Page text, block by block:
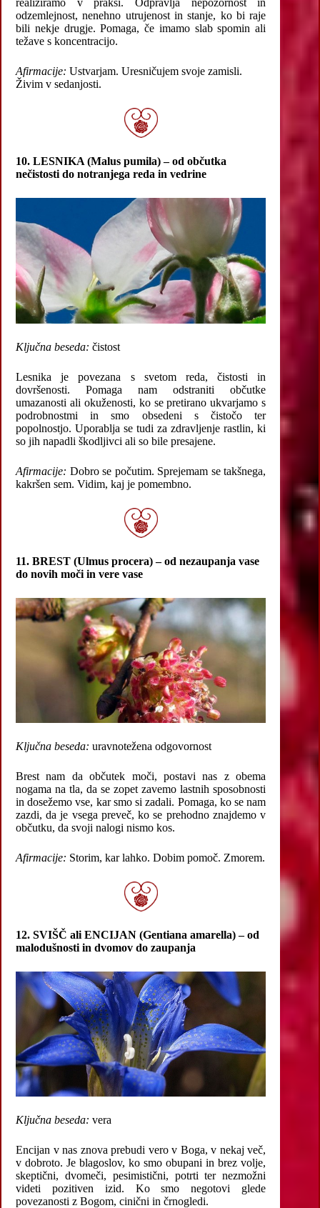
realiziramo v praksi. Odpravlja nepozornost in
odzemlejnost, nenehno utrujenost in stanje, ko bi raje
bili nekje drugje. Pomaga, če imamo slab spomin ali
težave s koncentracijo.
Afirmacije: Ustvarjam. Uresničujem svoje zamisli.
Živim v sedanjosti.
10. LESNIKA (Malus pumila) – od občutka
nečistosti do notranjega reda in vedrine
Ključna beseda: čistost
Lesnika je povezana s svetom reda, čistosti in
dovršenosti. Pomaga nam odstraniti občutke
umazanosti ali okuženosti, ko se pretirano ukvarjamo s
podrobnostmi in smo obsedeni s čistočo ter
popolnostjo. Uporablja se tudi za zdravljenje rastlin, ki
so jih napadli škodljivci ali so bile presajene.
Afirmacije: Dobro se počutim. Sprejemam se takšnega,
kakršen sem. Vidim, kaj je pomembno.
11. BREST (Ulmus procera) – od nezaupanja vase
do novih moči in vere vase
Ključna beseda: uravnotežena odgovornost
Brest nam da občutek moči, postavi nas z obema
nogama na tla, da se zopet zavemo lastnih sposobnosti
in dosežemo vse, kar smo si zadali. Pomaga, ko se nam
zazdi, da je vsega preveč, ko se prehodno znajdemo v
občutku, da svoji nalogi nismo kos.
Afirmacije: Storim, kar lahko. Dobim pomoč. Zmorem.
12. SVIŠČ ali ENCIJAN (Gentiana amarella) – od
malodušnosti in dvomov do zaupanja
Ključna beseda: vera
Encijan v nas znova prebudi vero v Boga, v nekaj več,
v dobroto. Je blagoslov, ko smo obupani in brez volje,
skeptični, dvomeči, pesimistični, potrti ter nezmožni
videti pozitiven izid. Ko smo negotovi glede
povezanosti z Bogom, cinični in črnogledi.